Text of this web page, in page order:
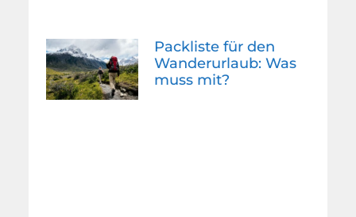
Packliste für den
Wanderurlaub: Was
muss mit?